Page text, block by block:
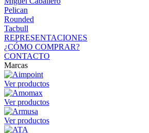
Pelican
Rounded
Tacbull
REPRESENTACIONES
¿CÓMO COMPRAR?
CONTACTO
Marcas
Ver productos
Ver productos
Ver productos